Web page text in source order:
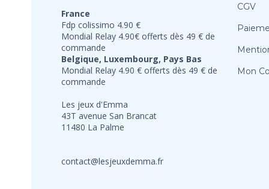
France
Fdp colissimo 4.90 €
Mondial Relay 4.90€ offerts dès 49 € de
commande
Belgique, Luxembourg, Pays Bas
Mondial Relay 4.90 € offerts dès 49 € de
commande
Les jeux d'Emma
43T avenue San Brancat
11480 La Palme
contact@lesjeuxdemma.fr
CGV
Mon